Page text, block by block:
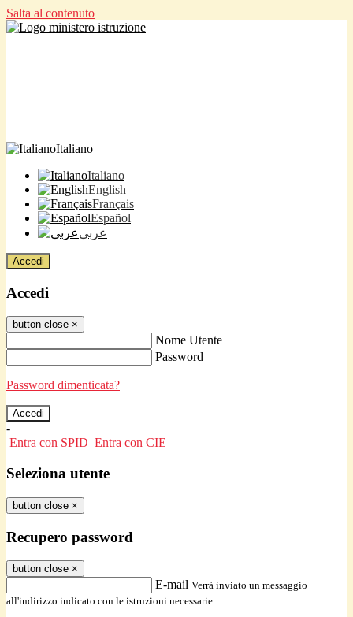
Salta al contenuto
Italiano
Italiano
English
Français
Español
عربى
Accedi
Accedi
button close ×
Nome Utente
Password
Password dimenticata?
-
Entra con SPID Entra con CIE
Seleziona utente
button close ×
Recupero password
button close ×
E-mail Verrà inviato un messaggio
all'indirizzo indicato con le istruzioni necessarie.